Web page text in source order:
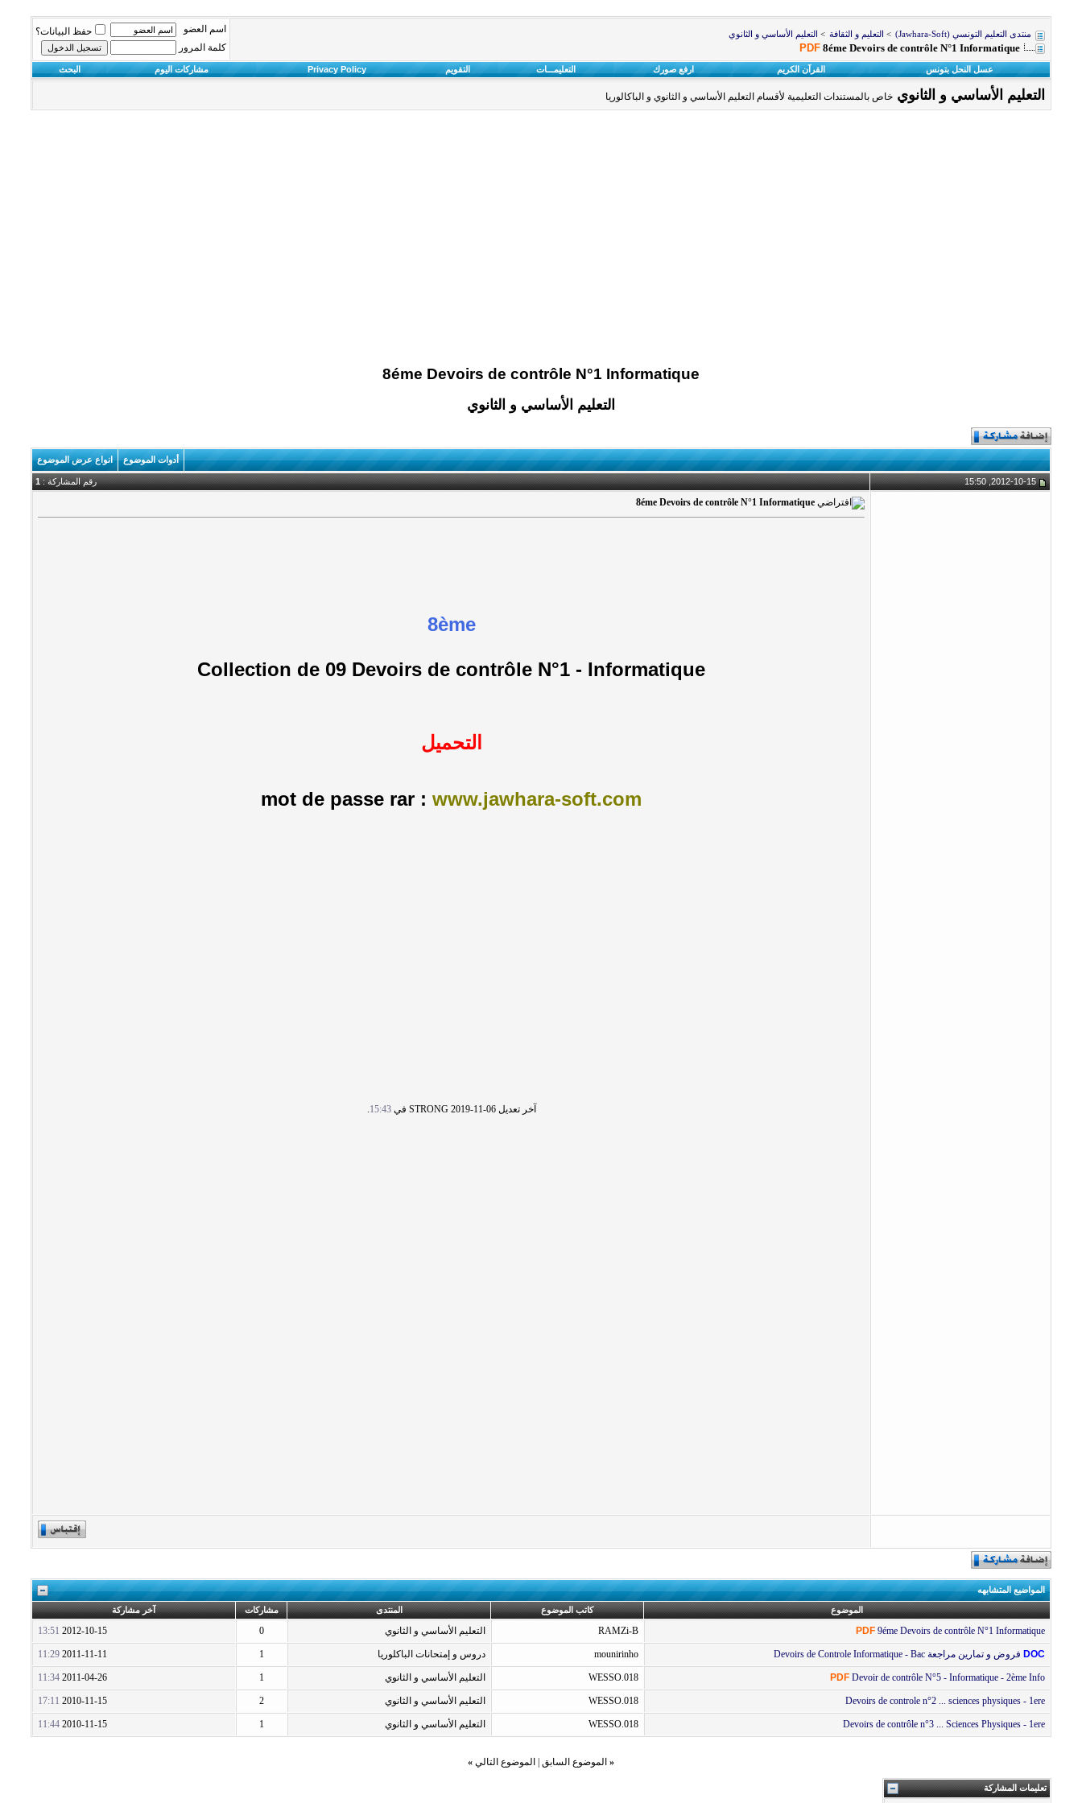
منتدى التعليم التونسي (Jawhara-Soft) > التعليم و الثقافة > التعليم الأساسي و الثانوي
PDF 8éme Devoirs de contrôle N°1 Informatique
اسم العضو
حفظ البيانات؟
كلمة المرور
عسل النحل بتونس القرآن الكريم ارفع صورك التعليمـــات التقويم Privacy Policy مشاركات اليوم البحث
التعليم الأساسي و الثانوي خاص بالمستندات التعليمية لأقسام التعليم الأساسي و الثانوي و الباكالوريا
8éme Devoirs de contrôle N°1 Informatique
التعليم الأساسي و الثانوي
أدوات الموضوع انواع عرض الموضوع
2012-10-15, 15:50 رقم المشاركة :1
8éme Devoirs de contrôle N°1 Informatique
8ème
Collection de 09 Devoirs de contrôle N°1 - Informatique
التحميل
mot de passe rar : www.jawhara-soft.com
آخر تعديل STRONG 2019-11-06 في 15:43
.
المواضيع المتشابهه
الموضوع كاتب الموضوع المنتدى مشاركات آخر مشاركة
PDF 9éme Devoirs de contrôle N°1 Informatique
RAMZi-B التعليم الأساسي و الثانوي 0
2012-10-15
13:51
DOC فروض و تمارين مراجعة Devoirs de Controle Informatique - Bac mounirinho دروس و إمتحانات الباكلوريا 1
2011-11-11
11:29
PDF Devoir de contrôle N°5 - Informatique - 2ème Info
WESSO.018 التعليم الأساسي و الثانوي 1
2011-04-26
11:34
Devoirs de controle n°2 ... sciences physiques - 1ere
WESSO.018 التعليم الأساسي و الثانوي 2
2010-11-15
17:11
Devoirs de contrôle n°3 ... Sciences Physiques - 1ere
WESSO.018 التعليم الأساسي و الثانوي 1
2010-11-15
11:44
« الموضوع السابق الموضوع التالي »
تعليمات المشاركة